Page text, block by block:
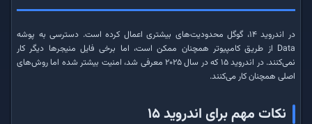
در اندروید ۱۴، گوگل محدودیت‌های بیشتری اعمال کرده است. دسترسی به پوشه
Data از طریق کامپیوتر همچنان ممکن است، اما برخی فایل منیجرها دیگر کار
نمی‌کنند. در اندروید ۱۵ که در سال ۲۰۲۵ معرفی شد، امنیت بیشتر شده اما روش‌های
اصلی همچنان کار می‌کنند.
نکات مهم برای اندروید ۱۵